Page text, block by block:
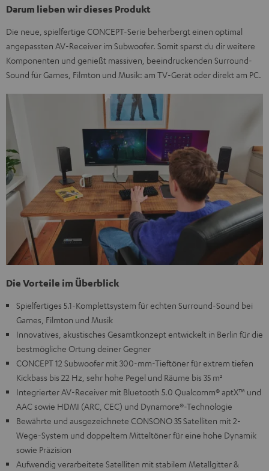
Darum lieben wir dieses Produkt
Die neue, spielfertige CONCEPT-Serie beherbergt einen optimal
angepassten AV-Receiver im Subwoofer. Somit sparst du dir weitere
Komponenten und genießt massiven, beeindruckenden Surround-
Sound für Games, Filmton und Musik: am TV-Gerät oder direkt am PC.
Die Vorteile im Überblick
Spielfertiges 5.1-Komplettsystem für echten Surround-Sound bei
Games, Filmton und Musik
Innovatives, akustisches Gesamtkonzept entwickelt in Berlin für die
bestmögliche Ortung deiner Gegner
CONCEPT 12 Subwoofer mit 300-mm-Tieftöner für extrem tiefen
Kickbass bis 22 Hz, sehr hohe Pegel und Räume bis 35 m²
Integrierter AV-Receiver mit Bluetooth 5.0 Qualcomm® aptX™ und
AAC sowie HDMI (ARC, CEC) und Dynamore®-Technologie
Bewährte und ausgezeichnete CONSONO 35 Satelliten mit 2-
Wege-System und doppeltem Mitteltöner für eine hohe Dynamik
sowie Präzision
Aufwendig verarbeitete Satelliten mit stabilem Metallgitter &